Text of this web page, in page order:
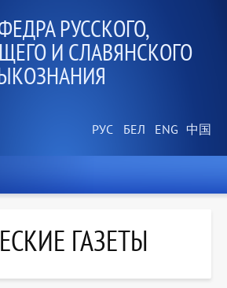
РУССКОГО,
И СЛАВЯНСКОГО
ГАЗЕТЫ